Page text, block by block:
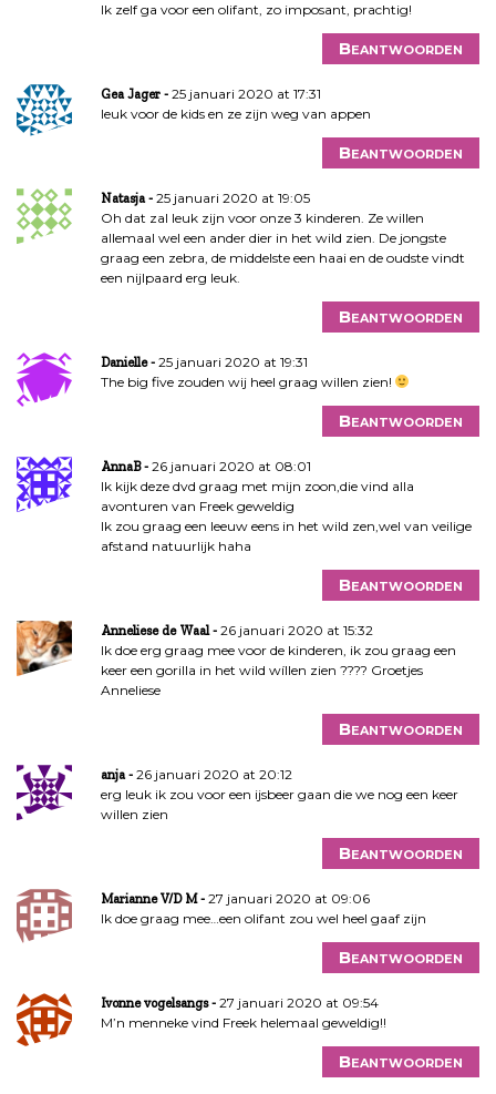
Ik zelf ga voor een olifant, zo imposant, prachtig!
Beantwoorden
Gea Jager
25 januari 2020 at 17:31
leuk voor de kids en ze zijn weg van appen
Beantwoorden
Natasja
25 januari 2020 at 19:05
Oh dat zal leuk zijn voor onze 3 kinderen. Ze willen
allemaal wel een ander dier in het wild zien. De jongste
graag een zebra, de middelste een haai en de oudste vindt
een nijlpaard erg leuk.
Beantwoorden
Danielle
25 januari 2020 at 19:31
The big five zouden wij heel graag willen zien!
Beantwoorden
AnnaB
26 januari 2020 at 08:01
Ik kijk deze dvd graag met mijn zoon,die vind alla
avonturen van Freek geweldig
Ik zou graag een leeuw eens in het wild zen,wel van veilige
afstand natuurlijk haha
Beantwoorden
Anneliese de Waal
26 januari 2020 at 15:32
Ik doe erg graag mee voor de kinderen, ik zou graag een
keer een gorilla in het wild wíllen zien ???? Groetjes
Anneliese
Beantwoorden
anja
26 januari 2020 at 20:12
erg leuk ik zou voor een ijsbeer gaan die we nog een keer
willen zien
Beantwoorden
Marianne V/D M
27 januari 2020 at 09:06
Ik doe graag mee…een olifant zou wel heel gaaf zijn
Beantwoorden
Ivonne vogelsangs
27 januari 2020 at 09:54
M’n menneke vind Freek helemaal geweldig!!
Beantwoorden